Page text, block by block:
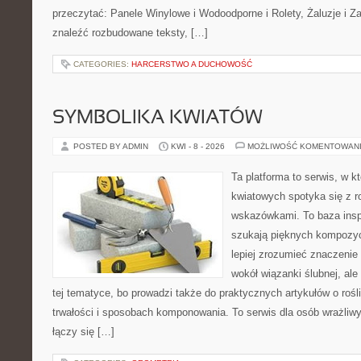
przeczytać: Panele Winylowe i Wodoodporne i Rolety, Żaluzje i
znaleźć rozbudowane teksty, […]
CATEGORIES: HARCERSTWO A DUCHOWOŚĆ
SYMBOLIKA KWIATÓW
POSTED BY ADMIN KWI - 8 - 2026 MOŻLIWOŚĆ
Ta platforma to serwis, w
kwiatowych spotyka się z
wskazówkami. To baza
szukają pięknych
lepiej zrozumieć
wokół wiązanki ślubnej,
tej tematyce, bo prowadzi także do praktycznych artykułów o
trwałości i sposobach komponowania. To serwis dla osób
łączy się […]